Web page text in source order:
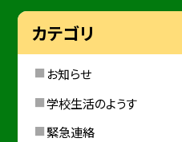
カテゴリ
お知らせ
学校生活のようす
緊急連絡